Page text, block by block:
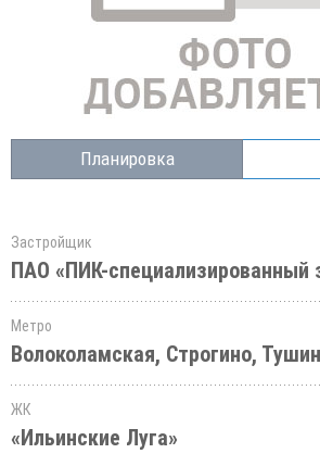
Планировка
Застройщик
ПАО «ПИК-специализированный
Метро
Волоколамская, Строгино,
ЖК
«Ильинские Луга»